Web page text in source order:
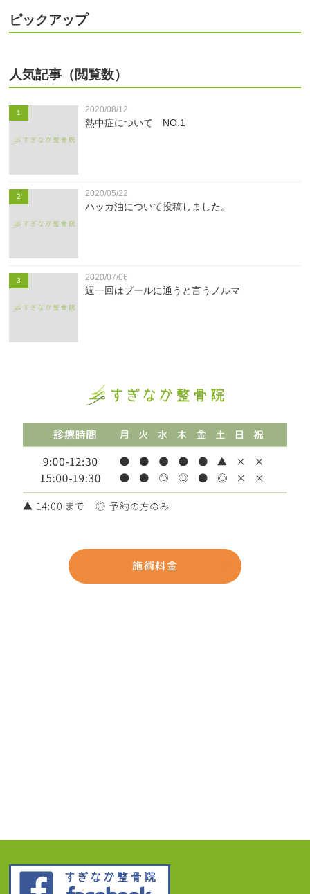
ピックアップ
人気記事（閲覧数）
1 2020/08/12
熱中症について NO.1
2 2020/05/22
ハッカ油について投稿しました。
3 2020/07/06
週一回はプールに通うと言うノルマ
施術料金